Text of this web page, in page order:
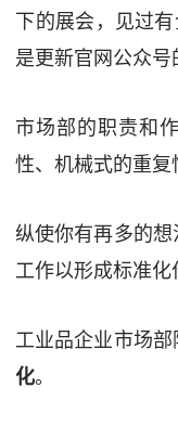
下的展会，见过
是更新官网公众号
市场部的职责和
性、机械式的重复
纵使你有再多的
工作以形成标准化
工业品企业市场
化。